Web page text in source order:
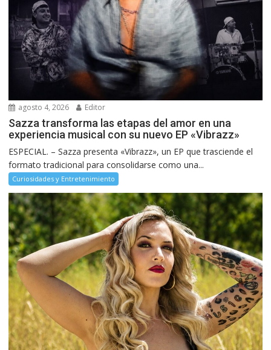
agosto 4, 2026 Editor
Sazza transforma las etapas del amor en una
experiencia musical con su nuevo EP «Vibrazz»
ESPECIAL. – Sazza presenta «Vibrazz», un EP que trasciende el
formato tradicional para consolidarse como una...
Curiosidades y Entretenimiento